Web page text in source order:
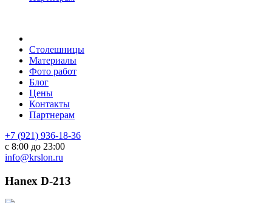
Столешницы
Материалы
Фото работ
Блог
Цены
Контакты
Партнерам
+7 (921) 936-18-36
с 8:00 до 23:00
info@krslon.ru
Hanex D-213